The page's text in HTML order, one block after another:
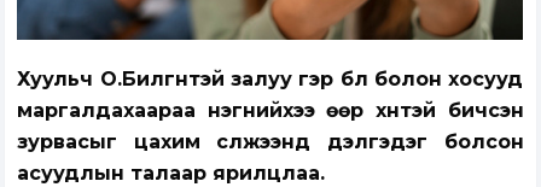
Хуульч О.Билгүүнтэй залуу гэр бүл болон хосууд
маргалдахаараа нэгнийхээ өөр хүнтэй бичсэн
зурвасыг цахим сүлжээнд дэлгэдэг болсон
асуудлын талаар ярилцлаа.